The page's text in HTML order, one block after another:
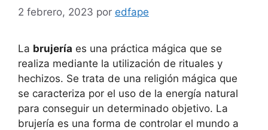
2 febrero, 2023 por edfape
La brujería es una práctica mágica que se
realiza mediante la utilización de rituales y
hechizos. Se trata de una religión mágica que
se caracteriza por el uso de la energía natural
para conseguir un determinado objetivo. La
brujería es una forma de controlar el mundo a